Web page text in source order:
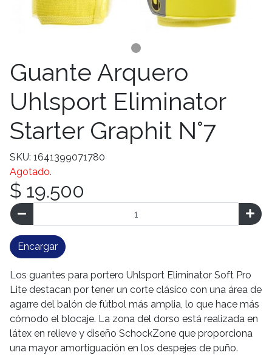
Guante Arquero
Uhlsport Eliminator
Starter Graphit N°7
SKU: 1641399071780
Agotado.
$ 19.500
Encargar
Los guantes para portero Uhlsport Eliminator Soft Pro
Lite destacan por tener un corte clásico con una área de
agarre del balón de fútbol más amplia, lo que hace más
cómodo el blocaje. La zona del dorso está realizada en
látex en relieve y diseño SchockZone que proporciona
una mayor amortiguación en los despejes de puño.